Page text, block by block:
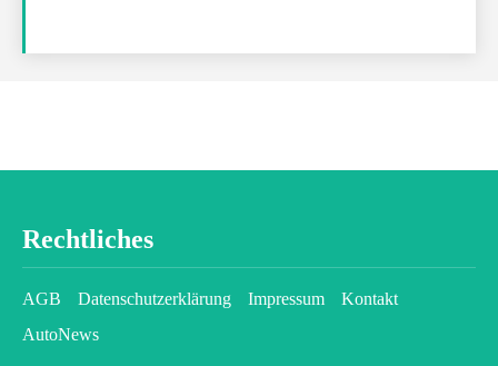
Rechtliches
AGB Datenschutzerklärung Impressum
Kontakt
AutoNews